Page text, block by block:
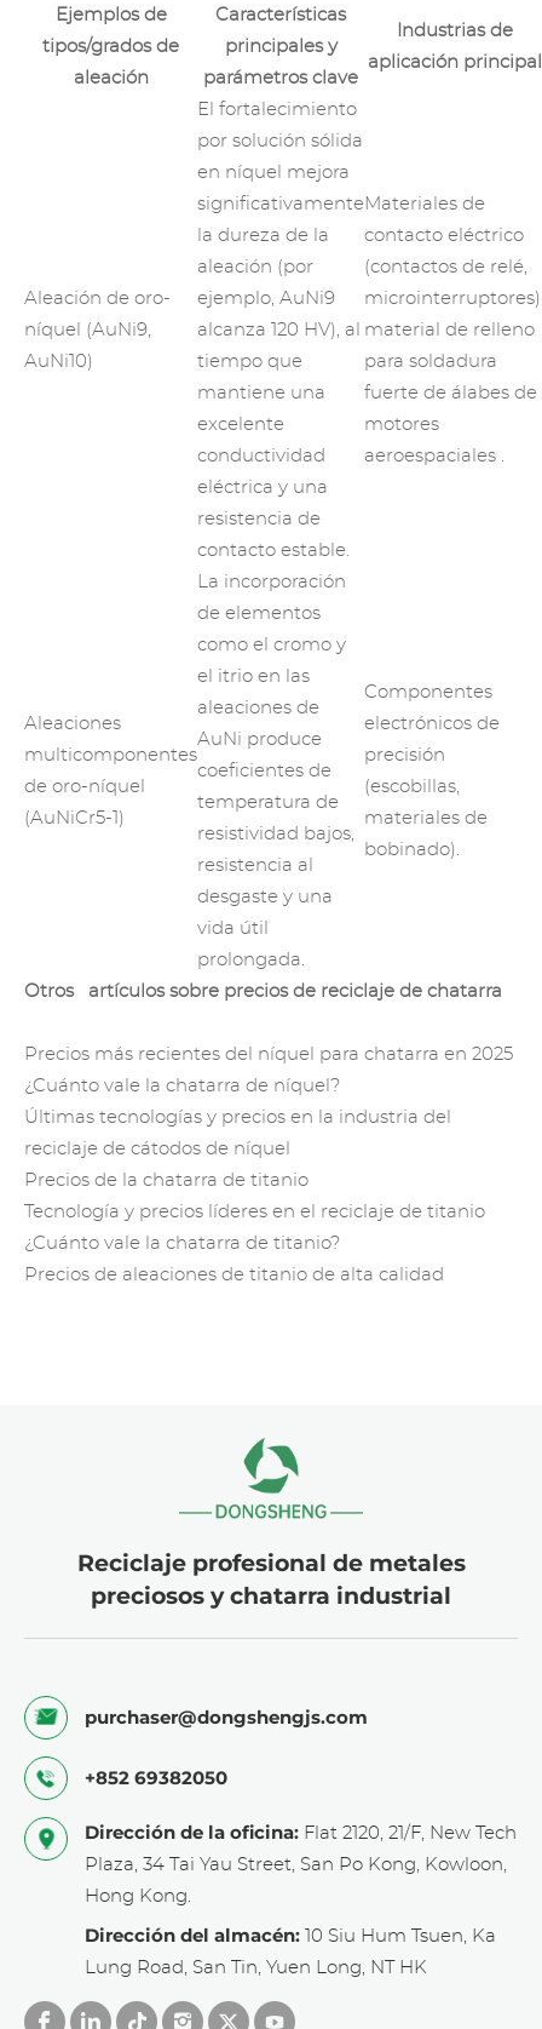
Ejemplos de
tipos/grados de
aleación
Características
principales y
parámetros clave
Industrias de
aplicación principal
Aleación de oro-
níquel (AuNi9,
AuNi10)
El fortalecimiento
por solución sólida
en níquel mejora
significativamente
la dureza de la
aleación (por
ejemplo, AuNi9
alcanza 120 HV), al
tiempo que
mantiene una
excelente
conductividad
eléctrica y una
resistencia de
contacto estable.
Materiales de
contacto eléctrico
(contactos de relé,
material de relleno
para soldadura
fuerte de álabes de
motores
aeroespaciales .
Aleaciones
multicomponentes
de oro-níquel
(AuNiCr5-1)
La incorporación
de elementos
como el cromo y
el itrio en las
aleaciones de
AuNi produce
coeficientes de
temperatura de
resistividad bajos,
resistencia al
desgaste y una
vida útil
prolongada.
Componentes
electrónicos de
precisión
(escobillas,
materiales de
bobinado).
Otros artículos sobre precios de reciclaje de chatarra
Precios más recientes del níquel para chatarra en 2025
¿Cuánto vale la chatarra de níquel?
Últimas tecnologías y precios en la industria del
reciclaje de cátodos de níquel
Precios de la chatarra de titanio
Tecnología y precios líderes en el reciclaje de titanio
¿Cuánto vale la chatarra de titanio?
Precios de aleaciones de titanio de alta calidad
Reciclaje profesional de metales
preciosos y chatarra industrial
purchaser@dongshengjs.com
+852 69382050
Dirección de la oficina: Flat 2120, 21/F, New Tech
Plaza, 34 Tai Yau Street, San Po Kong, Kowloon,
Hong Kong.
Dirección del almacén: 10 Siu Hum Tsuen, Ka
Lung Road, San Tin, Yuen Long, NT HK